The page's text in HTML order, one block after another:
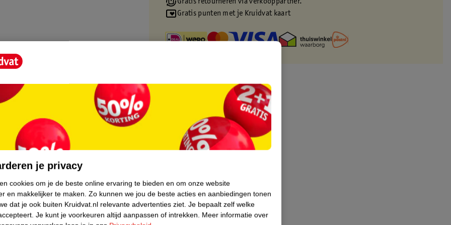
Gratis punten met je Kruidvat kaart
je privacy
cookies om je de beste online ervaring te bieden en om onze website
en makkelijker te maken. Zo kunnen we jou de beste acties en aanbiedingen tonen
dat je ook buiten Kruidvat.nl relevante advertenties ziet. Je bepaalt zelf welke
Je kunt je voorkeuren altijd aanpassen of intrekken. Meer informatie over